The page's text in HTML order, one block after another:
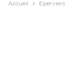
Accueil Eperviers